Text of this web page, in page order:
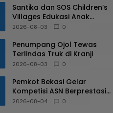
Santika dan SOS Children’s
Villages Edukasi Anak
Mengenal Industri Perhotelan
2026-08-03 0
Penumpang Ojol Tewas
Terlindas Truk di Kranji
2026-08-03 0
Pemkot Bekasi Gelar
Kompetisi ASN Berprestasi
pada HUT RI ke-81
2026-08-04 0